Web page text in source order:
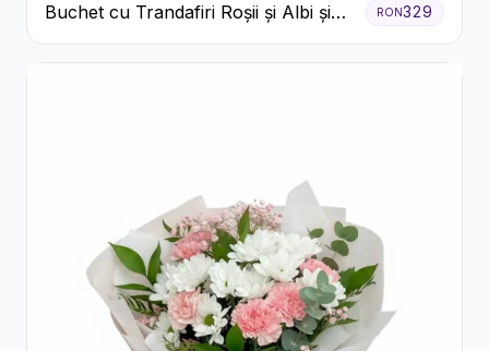
Buchet cu Trandafiri Roșii și Albi și
Gypsophila
RON329